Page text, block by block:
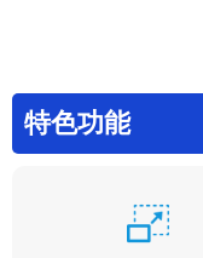
特色功能